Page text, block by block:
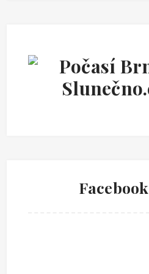
Facebook